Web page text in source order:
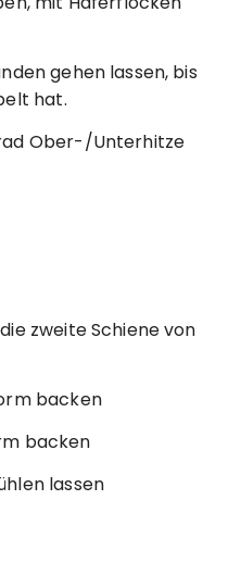
gehen lassen, bis
hat.
Ober-/Unterhitze
zweite Schiene von
backen
backen
lassen